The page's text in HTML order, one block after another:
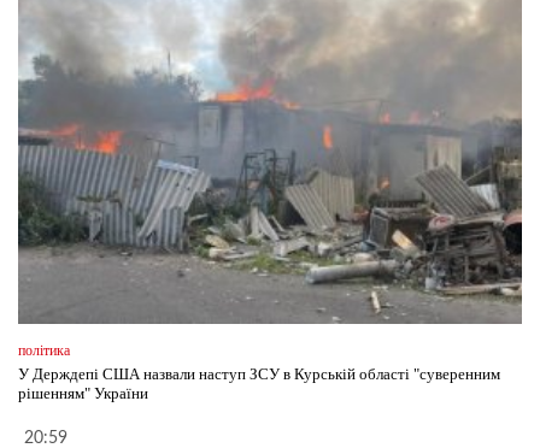
політика
У Держдепі США назвали наступ ЗСУ в Курській області "суверенним
рішенням" України
20:59